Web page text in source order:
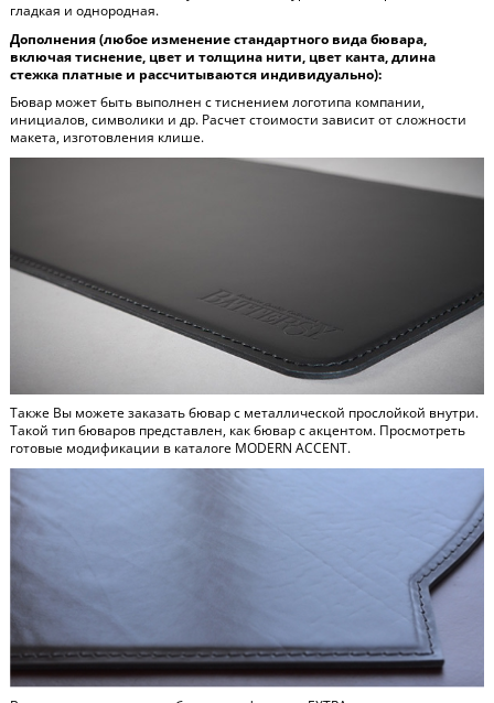
гладкая и однородная.
Дополнения (любое изменение стандартного вида бювара,
включая тиснение, цвет и толщина нити, цвет канта, длина
стежка платные и рассчитываются индивидуально):
Бювар может быть выполнен с тиснением логотипа компании,
инициалов, символики и др. Расчет стоимости зависит от сложности
макета, изготовления клише.
Также Вы можете заказать бювар с металлической прослойкой внутри.
Такой тип бюваров представлен, как бювар с акцентом. Просмотреть
готовые модификации в каталоге MODERN ACCENT.